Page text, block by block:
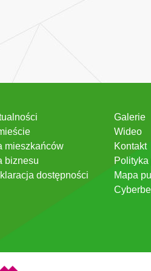
mieszkańców
biznesu
dostępności
Galerie
Wideo
Kontakt
Mapa